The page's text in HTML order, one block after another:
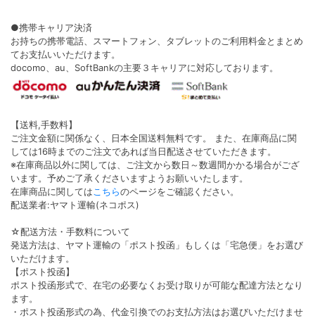
●携帯キャリア決済
お持ちの携帯電話、スマートフォン、タブレットのご利用料金とまとめ
てお支払いいただけます。
docomo、au、SoftBankの主要３キャリアに対応しております。
【送料,手数料】
ご注文金額に関係なく、日本全国送料無料です。 また、在庫商品に関
しては16時までのご注文であれば当日配送させていただきます。
※在庫商品以外に関しては、ご注文から数日～数週間かかる場合がござ
います。予めご了承くださいますようお願いいたします。
在庫商品に関しては こちらのページをご確認ください。
配送業者:ヤマト運輸(ネコポス)
☆配送方法・手数料について
発送方法は、ヤマト運輸の「ポスト投函」もしくは「宅急便」をお選び
いただけます。
【ポスト投函】
ポスト投函形式で、在宅の必要なくお受け取りが可能な配達方法となり
ます。
・ポスト投函形式の為、代金引換でのお支払方法はお選びいただけませ